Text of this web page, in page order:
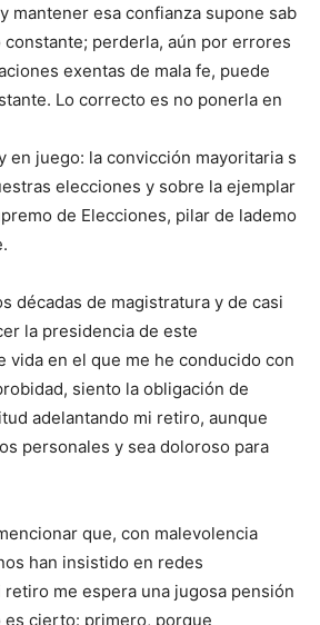
mantener esa confianza supone sab
perderla, aún por errores
exentas de mala fe, puede
Lo correcto es no ponerla en
en juego: la convicción mayoritaria s
elecciones y sobre la ejemplar
de Elecciones, pilar de lademo
décadas de magistratura y de casi
la presidencia de este
vida en el que me he conducido con
siento la obligación de
adelantando mi retiro, aunque
personales y sea doloroso para
que, con malevolencia
han insistido en redes
me espera una jugosa pensión
es cierto: primero, porque